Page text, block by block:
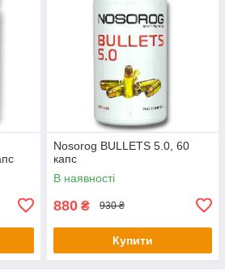
Nosorog BULLETS 5.0, 60
капс
В наявності
880 ₴ 930 ₴
Купити